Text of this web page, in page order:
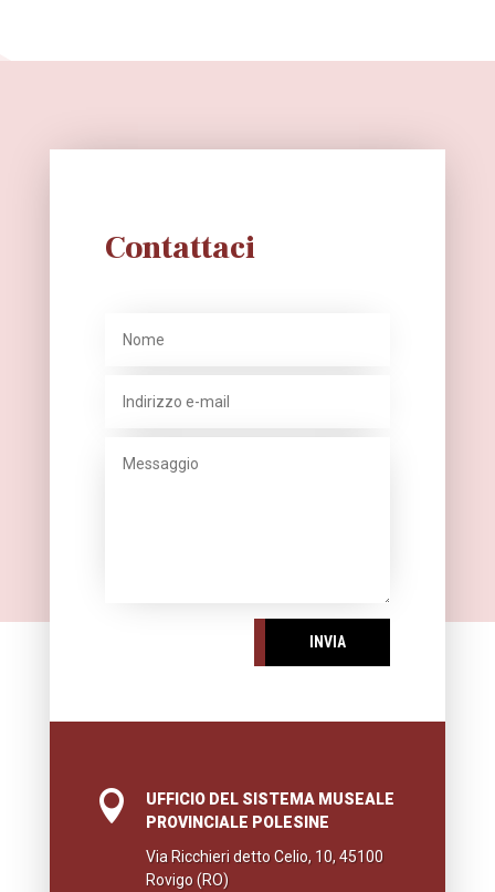
Contattaci
INVIA

UFFICIO DEL SISTEMA MUSEALE
PROVINCIALE POLESINE
Via Ricchieri detto Celio, 10, 45100
Rovigo (RO)